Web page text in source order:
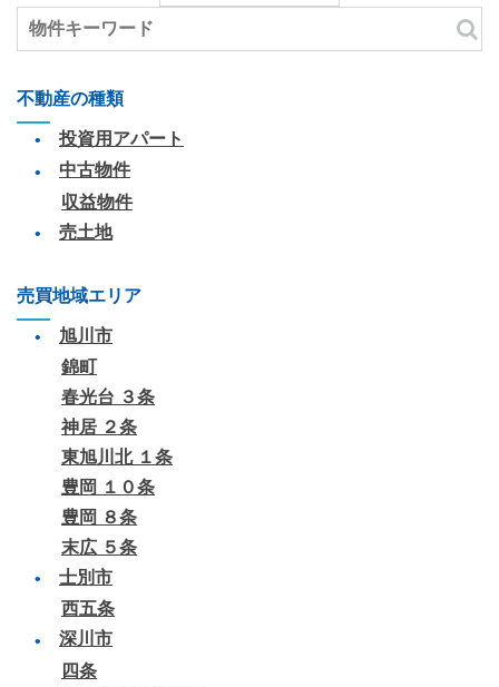
不動産の種類
投資用アパート
中古物件
収益物件
売土地
売買地域エリア
旭川市
錦町
春光台 ３条
神居 ２条
東旭川北 １条
豊岡 １０条
豊岡 ８条
末広 ５条
士別市
西五条
深川市
四条